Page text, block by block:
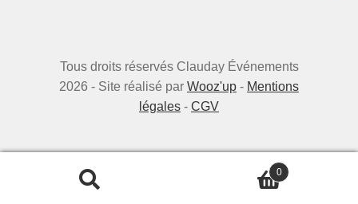
0
Tous droits réservés Clauday Événements
2026 - Site réalisé par Wooz'up - Mentions
légales - CGV